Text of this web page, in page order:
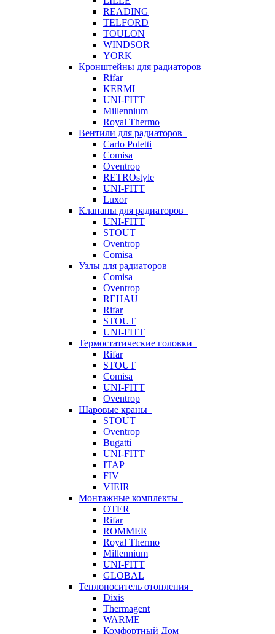
READING
TELFORD
TOULON
WINDSOR
YORK
Кронштейны для радиаторов
Rifar
KERMI
UNI-FITT
Millennium
Royal Thermo
Вентили для радиаторов
Carlo Poletti
Comisa
Oventrop
RETROstyle
UNI-FITT
Luxor
Клапаны для радиаторов
UNI-FITT
STOUT
Oventrop
Comisa
Узлы для радиаторов
Comisa
Oventrop
REHAU
Rifar
STOUT
UNI-FITT
Термостатические головки
Rifar
STOUT
Comisa
UNI-FITT
Oventrop
Шаровые краны
STOUT
Oventrop
Bugatti
UNI-FITT
ITAP
FIV
VIEIR
Монтажные комплекты
OTER
Rifar
ROMMER
Royal Thermo
Millennium
UNI-FITT
GLOBAL
Теплоноситель отопления
Dixis
Thermagent
WARME
Комфортный Дом